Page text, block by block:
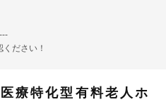
ださい！
療特化型有料老人ホ